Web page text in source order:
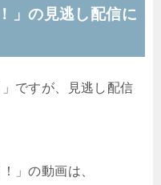
」の見逃し配信に
ですが、見逃し配信
」の動画は、